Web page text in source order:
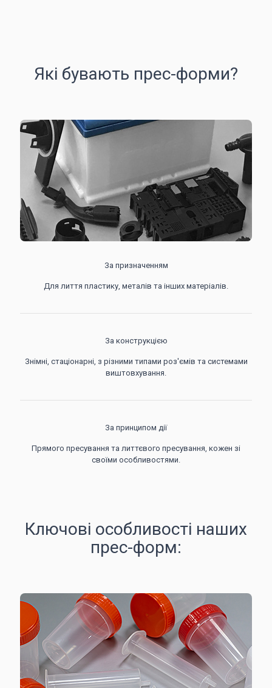
Які бувають прес-форми?
За призначенням
Для лиття пластику, металів та інших матеріалів.
За конструкцією
Знімні, стаціонарні, з різними типами роз'ємів та системами
виштовхування.
За принципом дії
Прямого пресування та литтєвого пресування, кожен зі
своїми особливостями.
Ключові особливості наших
прес-форм: